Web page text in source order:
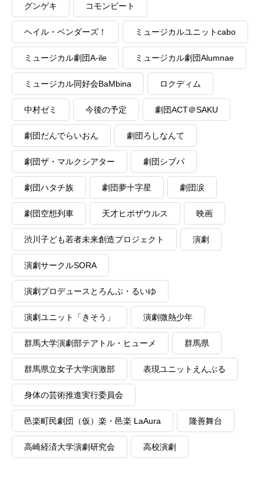
グンゲキ コモンビート
ヘイル・ベンダーズ！ ミュージカルユニットcabo
ミュージカル劇団A-ile ミュージカル劇団Alumnae
ミュージカル同好会BaMbina ロクディム
中村ゼミ 今後の予定 劇団ACT＠SAKU
劇団だんでらいおん 劇団ろしなんて
劇団ザ・マルクシアター 劇団シブパ
劇団ハタチ族 劇団夢十字星 劇団涙
劇団空想列車 天才ヒポザウルス 映画
渋川子ども若者未来創造プロジェクト 演劇
演劇サークルSORA
演劇プロデュースとろんぷ・るいゆ
演劇ユニット「きそう」 演劇微熱少年
群馬大学演劇部テアトル・ヒューメ 群馬県
群馬県立女子大学演激部 表現ユニットえんぶる
身体の芸術推進実行委員会
邑楽町民劇団（仮）楽・邑楽 LaAura 隆善舞台
高崎経済大学演劇研究会 高校演劇